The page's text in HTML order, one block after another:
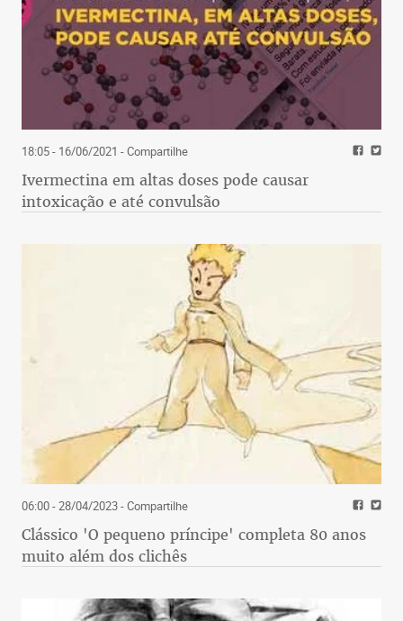
18:05 - 16/06/2021 - Compartilhe
Ivermectina em altas doses pode causar
intoxicação e até convulsão
06:00 - 28/04/2023- Compartilhe
Clássico 'O pequeno príncipe' completa 80 anos
muito além dos clichês